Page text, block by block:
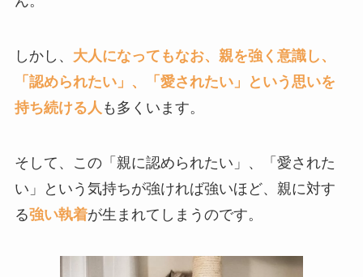
しかし、 大人になってもなお、親を強く意識し、
「認められたい」、「愛されたい」という思いを
持ち続ける人 も多くいます。
そして、この「親に認められたい」、「愛された
い」という気持ちが強ければ強いほど、親に対す
る強い執着が生まれてしまうのです。